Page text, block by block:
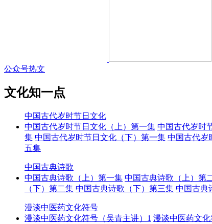
公众号热文
文化知一点
中国古代岁时节日文化
中国古代岁时节日文化（上）第一集 中国古代岁时
集 中国古代岁时节日文化（下）第一集 中国古代岁
五集
中国古典诗歌
中国古典诗歌（上）第一集 中国古典诗歌（上）第
（下）第二集 中国古典诗歌（下）第三集 中国古典
漫谈中医药文化符号
漫谈中医药文化符号（吴青主讲）1 漫谈中医药文